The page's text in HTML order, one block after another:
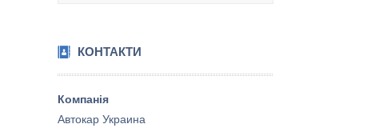
КОНТАКТИ
Автокар Украина